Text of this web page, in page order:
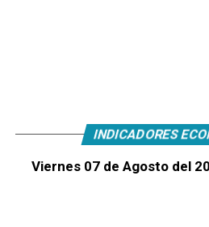
INDICADORES
Viernes 07 de Agosto del